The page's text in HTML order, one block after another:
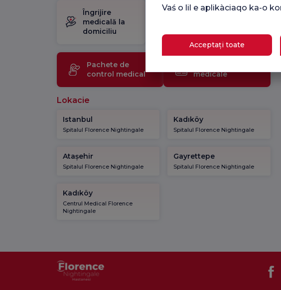
Îngrijire
medicală la
domiciliu
Pachet
Școală
Pachete de
control medical
medicale
Lokacie
Istanbul
Spitalul Florence Nightingale
Kadıköy
Spitalul Florence Nightingale
Atașehir
Spitalul Florence Nightingale
Gayrettepe
Spitalul Florence Nightingale
Kadıköy
Centrul Medical Florence
Nightingale
Vaś o lil e aplikàciaqo ka-o
Acceptați toate